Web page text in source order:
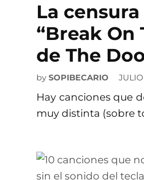
La
“Break On
de The
by SOPIBECARIO
Hay canciones que
muy distinta (sobre